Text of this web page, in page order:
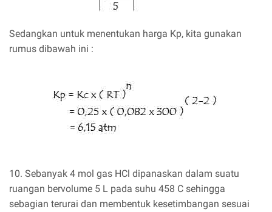
Sedangkan untuk menentukan harga Kp, kita gunakan
rumus dibawah ini :
10. Sebanyak 4 mol gas HCl dipanaskan dalam suatu
ruangan bervolume 5 L pada suhu 458 C sehingga
sebagian terurai dan membentuk kesetimbangan sesuai